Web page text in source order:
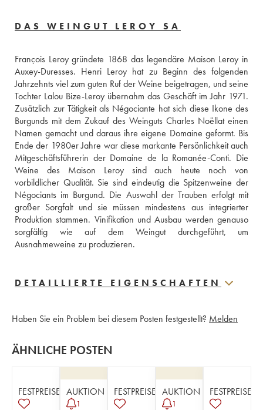
DAS WEINGUT LEROY SA
François Leroy gründete 1868 das legendäre Maison Leroy in
Auxey-Duresses. Henri Leroy hat zu Beginn des folgenden
Jahrzehnts viel zum guten Ruf der Weine beigetragen, und seine
Tochter Lalou Bize-Leroy übernahm das Geschäft im Jahr 1971.
Zusätzlich zur Tätigkeit als Négociante hat sich diese Ikone des
Burgunds mit dem Zukauf des Weinguts Charles Noëllat einen
Namen gemacht und daraus ihre eigene Domaine geformt. Bis
Ende der 1980er Jahre war diese markante Persönlichkeit auch
Mitgeschäftsführerin der Domaine de la Romanée-Conti. Die
Weine des Maison Leroy sind auch heute noch von
vorbildlicher Qualität. Sie sind eindeutig die Spitzenweine der
Négociants im Burgund. Die Auswahl der Trauben erfolgt mit
großer Sorgfalt und sie müssen mindestens aus integrierter
Produktion stammen. Vinifikation und Ausbau werden genauso
sorgfältig wie auf dem Weingut durchgeführt, um
Ausnahmeweine zu produzieren.
DETAILLIERTE EIGENSCHAFTEN
Haben Sie ein Problem bei diesem Posten festgestellt? Melden
ÄHNLICHE POSTEN
FESTPREISE AUKTION
1
FESTPREISE AUKTION
1
FESTPREISE